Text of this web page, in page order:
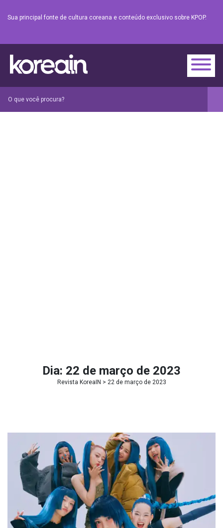
Sua principal fonte de cultura coreana e conteúdo exclusivo sobre KPOP.
Dia: 22 de março de 2023
Revista KoreaIN > 22 de março de 2023